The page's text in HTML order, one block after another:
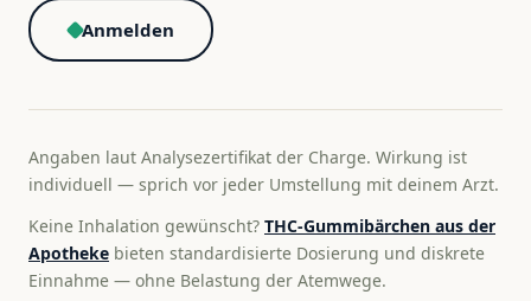
Anmelden
Angaben laut Analysezertifikat der Charge. Wirkung ist
individuell — sprich vor jeder Umstellung mit deinem Arzt.
Keine Inhalation gewünscht? THC-Gummibärchen aus der
Apotheke bieten standardisierte Dosierung und diskrete
Einnahme — ohne Belastung der Atemwege.